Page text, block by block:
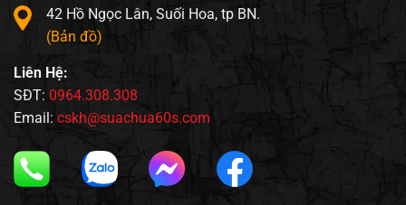
42 Hồ Ngọc Lân, Suối Hoa, tp BN.
(Bản đồ)
Liên Hệ:
SĐT: 0964.308.308
Email: cskh@suachua60s.com